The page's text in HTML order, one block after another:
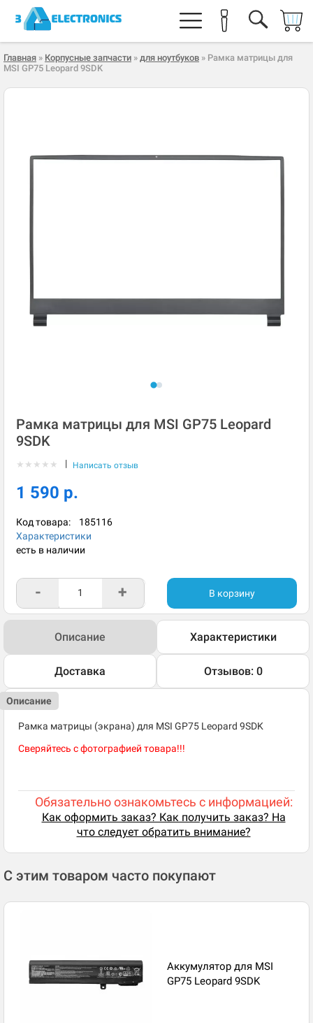
Главная » Корпусные запчасти » для ноутбуков » Рамка матрицы для
MSI GP75 Leopard 9SDK
Рамка матрицы для MSI GP75 Leopard
9SDK
★ ★ ★ ★ ★ | Написать отзыв
1 590 р.
Код товара: 185116
Характеристики
есть в наличии
- + В корзину
Описание Характеристики
Доставка Отзывов: 0
Описание
Рамка матрицы (экрана) для MSI GP75 Leopard 9SDK
Сверяйтесь с фотографией товара!!!
Обязательно ознакомьтесь с информацией:
Как оформить заказ? Как получить заказ? На
что следует обратить внимание?
С этим товаром часто покупают
Аккумулятор для MSI
GP75 Leopard 9SDK